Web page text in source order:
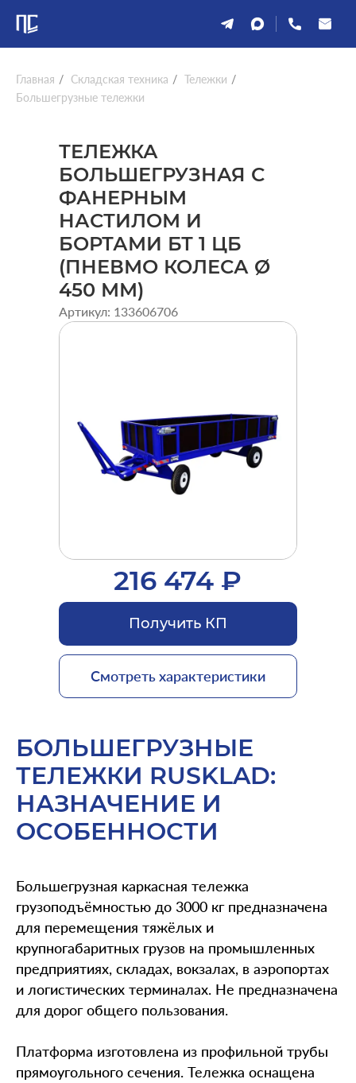
Главная / Складская техника / Тележки /
Большегрузные тележки
ТЕЛЕЖКА
БОЛЬШЕГРУЗНАЯ С
ФАНЕРНЫМ
НАСТИЛОМ И
БОРТАМИ БТ 1 ЦБ
(ПНЕВМО КОЛЕСА Ø
450 ММ)
Артикул: 133606706
216 474 ₽
Смотреть характеристики
Получить КП
БОЛЬШЕГРУЗНЫЕ
ТЕЛЕЖКИ RUSKLAD:
НАЗНАЧЕНИЕ И
ОСОБЕННОСТИ
Большегрузная каркасная тележка
грузоподъёмностью до 3000 кг предназначена
для перемещения тяжёлых и
крупногабаритных грузов на промышленных
предприятиях, складах, вокзалах, в аэропортах
и логистических терминалах. Не предназначена
для дорог общего пользования.
Платформа изготовлена из профильной трубы
прямоугольного сечения. Тележка оснащена